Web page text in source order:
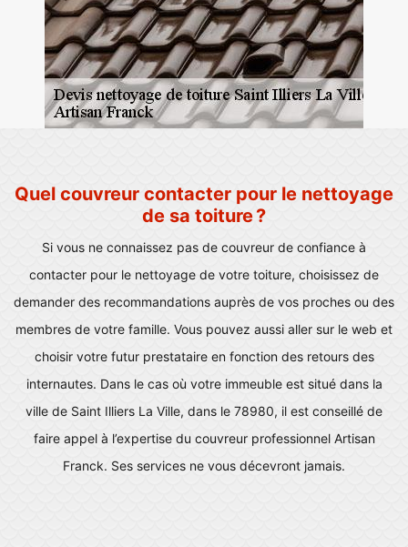
Quel couvreur contacter pour le nettoyage
de sa toiture ?
Si vous ne connaissez pas de couvreur de confiance à
contacter pour le nettoyage de votre toiture, choisissez de
demander des recommandations auprès de vos proches ou des
membres de votre famille. Vous pouvez aussi aller sur le web et
choisir votre futur prestataire en fonction des retours des
internautes. Dans le cas où votre immeuble est situé dans la
ville de Saint Illiers La Ville, dans le 78980, il est conseillé de
faire appel à l’expertise du couvreur professionnel Artisan
Franck. Ses services ne vous décevront jamais.